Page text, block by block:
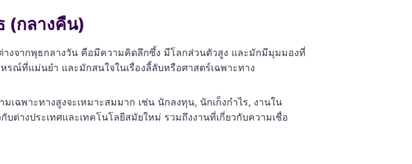
(กลางคืน)
งจากพุธกลางวัน คือมีความคิดลึกซึ้ง มีโลกส่วนตัวสูง และมักมีมุมมองที่
รณ์ที่แม่นยำ และมักสนใจในเรื่องลี้ลับหรือศาสตร์เฉพาะทาง
ฉพาะทางสูงจะเหมาะสมมาก เช่น นักลงทุน, นักเก็งกำไร, งานใน
ต่างประเทศและเทคโนโลยีสมัยใหม่ รวมถึงงานที่เกี่ยวกับความเชื่อ